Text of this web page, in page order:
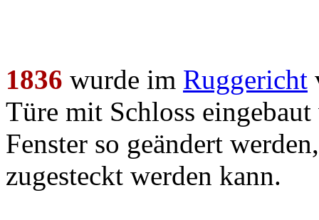
1836 wurde im Ruggericht
Türe mit Schloss
Fenster so geändert
zugesteckt werden kann.